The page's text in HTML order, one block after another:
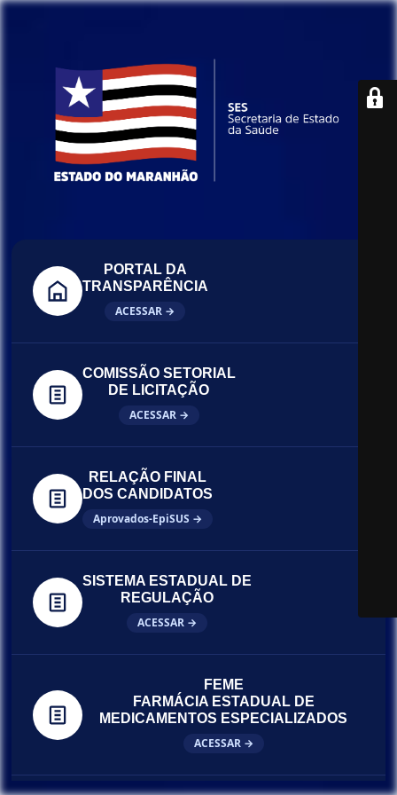
PORTAL DA
TRANSPARÊNCIA
ACESSAR →
COMISSÃO SETORIAL
DE LICITAÇÃO
ACESSAR →
RELAÇÃO FINAL
DOS CANDIDATOS
Aprovados-EpiSUS →
SISTEMA ESTADUAL DE
REGULAÇÃO
ACESSAR →
FEME
FARMÁCIA ESTADUAL DE
MEDICAMENTOS ESPECIALIZADOS
ACESSAR →